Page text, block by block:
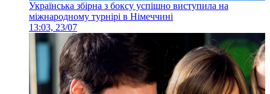
Українська збірна з боксу успішно виступила на
міжнародному турнірі в Німеччині
13:03, 23/07